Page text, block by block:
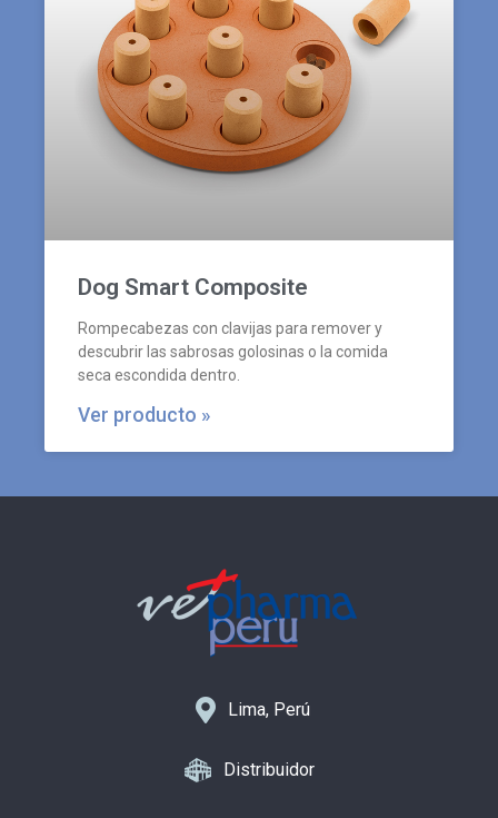
Dog Smart Composite
Rompecabezas con clavijas para remover y
descubrir las sabrosas golosinas o la comida
seca escondida dentro.
Ver producto »
Lima, Perú
Distribuidor